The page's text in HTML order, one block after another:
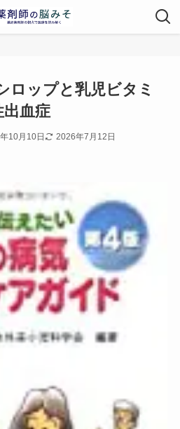
ロップと乳児ビタミ
出血症
10月10日
2026年7月12日